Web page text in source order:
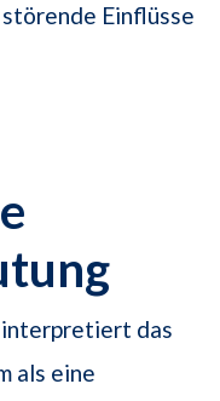
Einflüsse
das
als eine